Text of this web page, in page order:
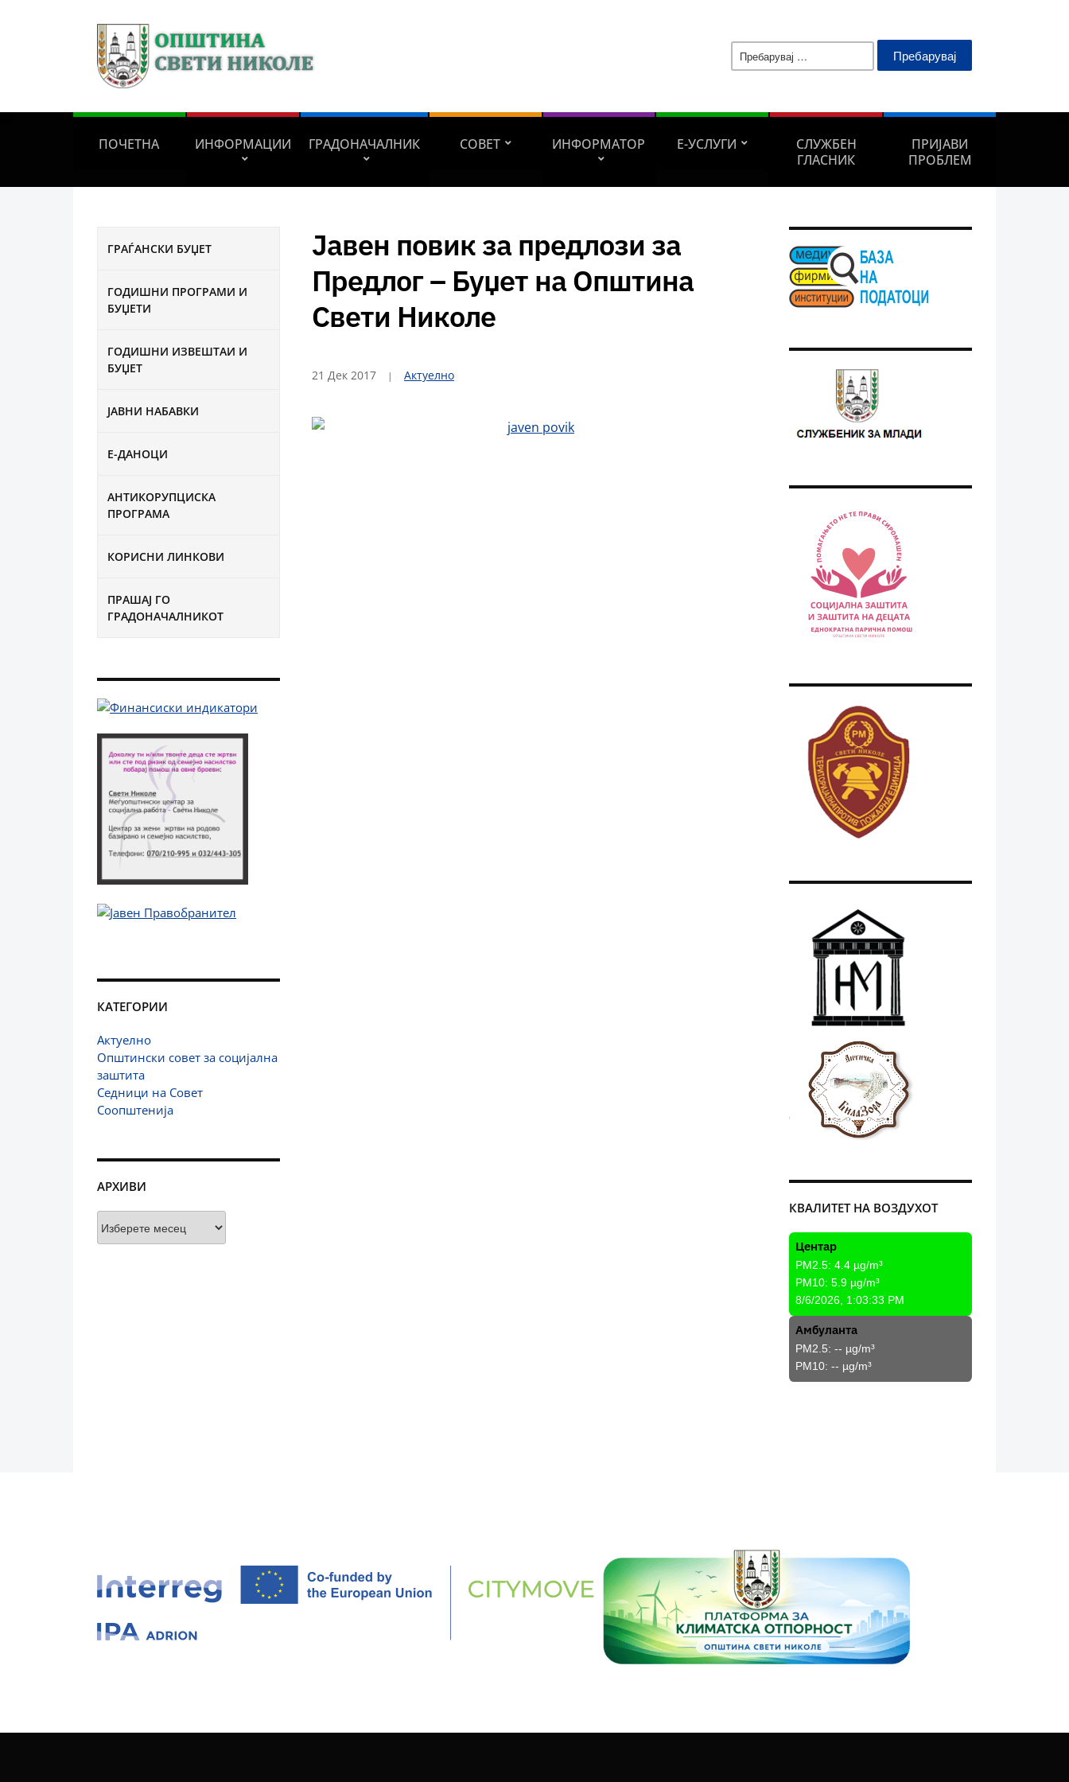
Пребарувај
ПОЧЕТНА ИНФОРМАЦИИ ГРАДОНАЧАЛНИК СОВЕТ ИНФОРМАТОР Е-УСЛУГИ
СЛУЖБЕН
ГЛАСНИК
ПРИЈАВИ
ПРОБЛЕМ
ГРАЃАНСКИ БУЏЕТ
ГОДИШНИ ПРОГРАМИ И
БУЏЕТИ
ГОДИШНИ ИЗВЕШТАИ И
БУЏЕТ
ЈАВНИ НАБАВКИ
Е-ДАНОЦИ
АНТИКОРУПЦИСКА
ПРОГРАМА
КОРИСНИ ЛИНКОВИ
ПРАШАЈ ГО
ГРАДОНАЧАЛНИКОТ
КАТЕГОРИИ
Актуелно
Општински совет за социјална
заштита
Седници на Совет
Соопштенија
АРХИВИ
Јавен повик за предлози за
Предлог – Буџет на Општина
Свети Николе
21 Дек 2017 Актуелно
КВАЛИТЕТ НА ВОЗДУХОТ
Центар
PM2.5: 4.4 µg/m³
PM10: 5.9 µg/m³
8/6/2026, 1:03:33 PM
Амбуланта
PM2.5: -- µg/m³
PM10: -- µg/m³